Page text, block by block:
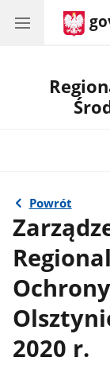
Powrót
2020 r.